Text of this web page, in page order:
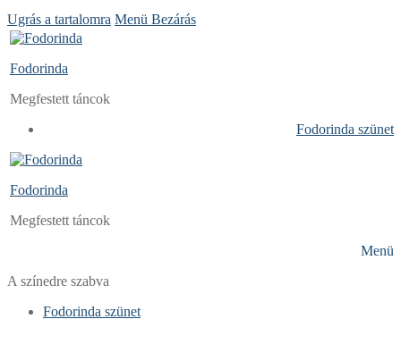
Ugrás a tartalomra Menü Bezárás
Fodorinda
Megfestett táncok
Fodorinda szünet
Fodorinda
Megfestett táncok
Menü
A színedre szabva
Fodorinda szünet